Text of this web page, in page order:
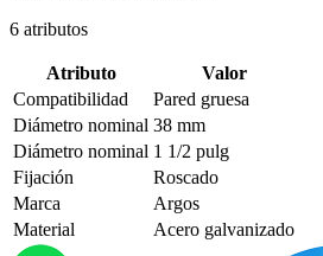
6 atributos
Atributo
Valor
Compatibilidad
Pared gruesa
Diámetro nominal 38 mm
Diámetro nominal 1 1/2 pulg
Fijación
Roscado
Marca
Argos
Material
Acero galvanizado